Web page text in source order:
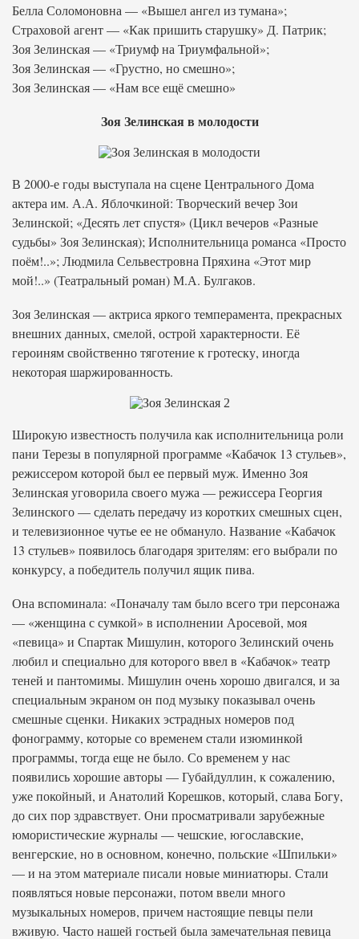
Белла Соломоновна — «Вышел ангел из тумана»;
Страховой агент — «Как пришить старушку» Д. Патрик;
Зоя Зелинская — «Триумф на Триумфальной»;
Зоя Зелинская — «Грустно, но смешно»;
Зоя Зелинская — «Нам все ещё смешно»
Зоя Зелинская в молодости
В 2000-е годы выступала на сцене Центрального Дома
актера им. А.А. Яблочкиной: Творческий вечер Зои
Зелинской; «Десять лет спустя» (Цикл вечеров «Разные
судьбы» Зоя Зелинская); Исполнительница романса «Просто
поём!..»; Людмила Сельвестровна Пряхина «Этот мир
мой!..» (Театральный роман) М.А. Булгаков.
Зоя Зелинская — актриса яркого темперамента, прекрасных
внешних данных, смелой, острой характерности. Её
героиням свойственно тяготение к гротеску, иногда
некоторая шаржированность.
Широкую известность получила как исполнительница роли
пани Терезы в популярной программе «Кабачок 13 стульев»,
режиссером которой был ее первый муж. Именно Зоя
Зелинская уговорила своего мужа — режиссера Георгия
Зелинского — сделать передачу из коротких смешных сцен,
и телевизионное чутье ее не обмануло. Название «Кабачок
13 стульев» появилось благодаря зрителям: его выбрали по
конкурсу, а победитель получил ящик пива.
Она вспоминала: «Поначалу там было всего три персонажа
— «женщина с сумкой» в исполнении Аросевой, моя
«певица» и Спартак Мишулин, которого Зелинский очень
любил и специально для которого ввел в «Кабачок» театр
теней и пантомимы. Мишулин очень хорошо двигался, и за
специальным экраном он под музыку показывал очень
смешные сценки. Никаких эстрадных номеров под
фонограмму, которые со временем стали изюминкой
программы, тогда еще не было. Со временем у нас
появились хорошие авторы — Губайдуллин, к сожалению,
уже покойный, и Анатолий Корешков, который, слава Богу,
до сих пор здравствует. Они просматривали зарубежные
юмористические журналы — чешские, югославские,
венгерские, но в основном, конечно, польские «Шпильки»
— и на этом материале писали новые миниатюры. Стали
появляться новые персонажи, потом ввели много
музыкальных номеров, причем настоящие певцы пели
вживую. Часто нашей гостьей была замечательная певица